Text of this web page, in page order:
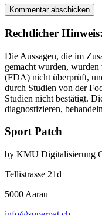
Rechtlicher Hinweis:
Die Aussagen, die im
gemacht wurden,
(FDA) nicht überprüft,
durch Studien von der
Studien nicht bestätigt.
diagnostizieren,
Sport Patch
by KMU Digitalisierung
Tellistrasse 21d
5000 Aarau